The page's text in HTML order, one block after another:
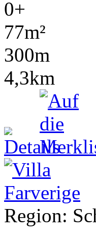
0+
77m²
300m
4,3km
Region: